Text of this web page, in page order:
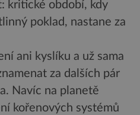
kritické období, kdy
poklad, nastane za
ani kyslíku a už sama
za dalších pár
Navíc na planetě
kořenových systémů